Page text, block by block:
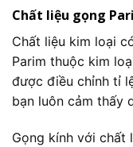
Chất liệu gọng
Chất liệu kim loại
Parim thuộc kim
được điều chỉnh tỉ
bạn luôn cảm thấy
Gọng kính với chất